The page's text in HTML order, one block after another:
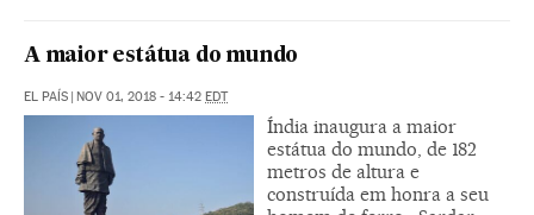
A maior estátua do mundo
EL PAÍS | NOV 01, 2018 - 14:42 EDT
Índia inaugura a maior
estátua do mundo, de 182
metros de altura e
construída em honra a seu